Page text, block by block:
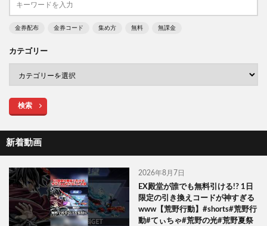
金券配布 金券コード 集め方 無料 無課金
カテゴリー
検索
新着動画
2026年8月7日
EX殿堂が誰でも無料引ける!? 1日
限定の引き換えコードが神すぎる
www【荒野行動】#shorts#荒野行
動#てぃちゃ#荒野の光#荒野夏祭